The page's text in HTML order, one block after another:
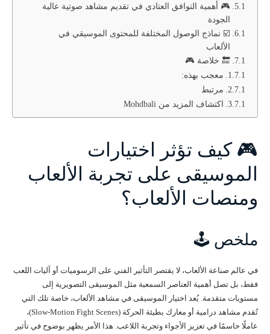
🎮 أهمية التوافق العتادي في تقديم مشاهد صوتية عالية
الجودة
☑️ نماذج الوصول المختلفة للمحتوى الموسيقي في
الألعاب
🔚 خلاصة 🎮
معجب بهذه:
مرتبط
اكتشاف المزيد من Mohdbali
🎮 كيف تؤثر اختيارات
الموسيقى على تجربة الألعاب
ومنصات الألعاب؟
ملخص 🕹️
في عالم صناعة الألعاب، لا يقتصر التأثير الفني على الرسوميات أو آليات اللعب
فقط، بل تصل أهمية العناصر السمعية مثل الموسيقى التصويرية إلى
مستويات متقدمة. يُعد اختيار الموسيقى في مشاهد الألعاب، خاصة تلك التي
تُقدم مشاهد درامية أو معارك بطيئة الحركة (Slow-Motion Fight Scenes)،
عاملًا حاسمًا في تعزيز الأجواء وتجربة اللاعب. هذا الأمر يظهر بوضوح في تأثير